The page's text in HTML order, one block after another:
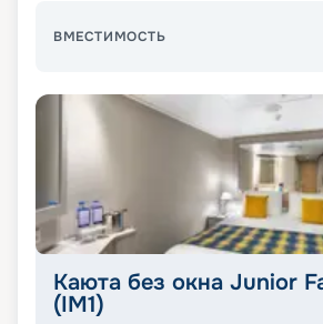
ВМЕСТИМОСТЬ
Каюта без окна Junior
(IM1)